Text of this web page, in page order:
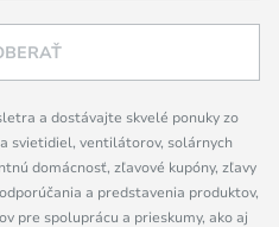
a dostávajte skvelé ponuky zo
svietidiel, ventilátorov, solárnych
domácnosť, zľavové kupóny, zľavy
a predstavenia produktov,
pre spoluprácu a prieskumy, ako aj